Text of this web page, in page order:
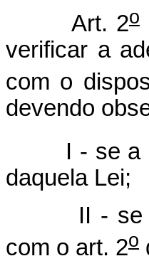
Art. 2o
verificar a
com o
devendo
I - se a
daquela Lei;
II - se a
com o art. 2o